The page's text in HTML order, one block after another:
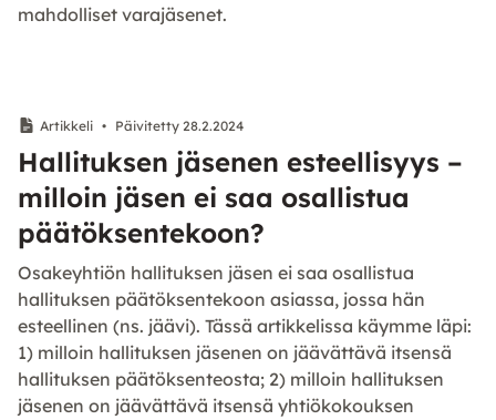
mahdolliset varajäsenet.
Artikkeli • Päivitetty 28.2.2024
Hallituksen jäsenen esteellisyys –
milloin jäsen ei saa osallistua
päätöksentekoon?
Osakeyhtiön hallituksen jäsen ei saa osallistua
hallituksen päätöksentekoon asiassa, jossa hän
esteellinen (ns. jäävi). Tässä artikkelissa käymme läpi:
1) milloin hallituksen jäsenen on jäävättävä itsensä
hallituksen päätöksenteosta; 2) milloin hallituksen
jäsenen on jäävättävä itsensä yhtiökokouksen